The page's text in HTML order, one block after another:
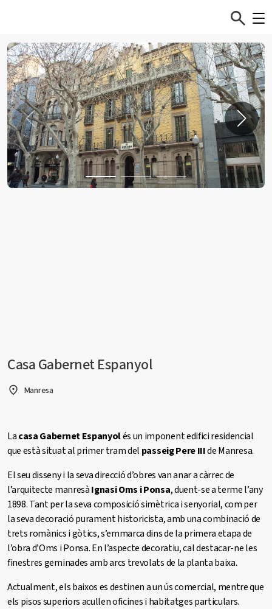
Casa Gabernet Espanyol
Manresa
Lacasa Gabernet Espanyolés un imponent edifici residencial
que està situat al primer tram del passeig Pere IIIde Manresa.
El seu disseny i la seva direcció d’obres van anar a càrrec de
l’arquitecte manresàIgnasi Oms i Ponsa, duent-se a terme l’any
1898. Tant per la seva composició simètrica i senyorial, com per
la seva decoració purament historicista, amb una combinació de
trets romànics i gòtics, s’emmarca dins de la primera etapa de
l’obra d’Oms i Ponsa. En l’aspecte decoratiu, cal destacar-ne les
finestres geminades amb arcs trevolats de la planta baixa.
Actualment, els baixos es destinen a un ús comercial, mentre que
els pisos superiors acullen oficines i habitatges particulars.